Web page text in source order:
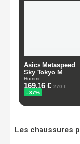
Les chaussures